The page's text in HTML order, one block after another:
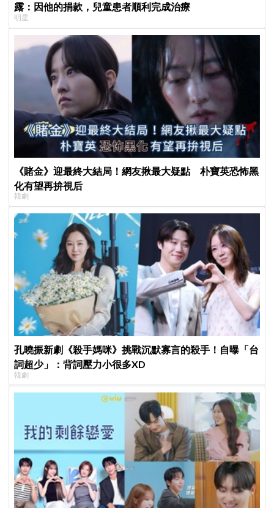
露：因他的捐款，兒童患者順利完成治療
明星
《賭金》迎最終大結局！網友揪最大疑點 朴寶英恐怖黑
化有望再拚視后
韓劇
孔曉振新劇《殺手媽咪》挑戰沉默寡言的殺手！自曝「台
詞超少」：背詞壓力小很多XD
韓劇